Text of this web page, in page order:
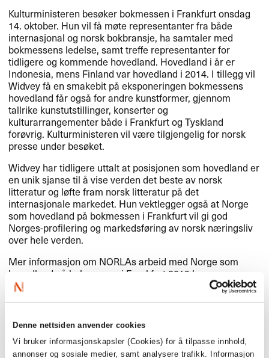
Denne nettsiden anvender cookies
Vi bruker informasjonskapsler (Cookies) for å tilpasse innhold,
annonser og sosiale medier, samt analysere trafikk. Informasjon
Kulturministeren besøker bokmessen i Frankfurt onsdag
14. oktober. Hun vil få møte representanter fra både
internasjonal og norsk bokbransje, ha samtaler med
bokmessens ledelse, samt treffe representanter for
tidligere og kommende hovedland. Hovedland i år er
Indonesia, mens Finland var hovedland i 2014. I tillegg vil
Widvey få en smakebit på eksponeringen bokmessens
hovedland får også for andre kunstformer, gjennom
tallrike kunstutstillinger, konserter og
kulturarrangementer både i Frankfurt og Tyskland
forøvrig. Kulturministeren vil være tilgjengelig for norsk
presse under besøket.
Widvey har tidligere uttalt at posisjonen som hovedland er
en unik sjanse til å vise verden det beste av norsk
litteratur og løfte fram norsk litteratur på det
internasjonale markedet. Hun vektlegger også at Norge
som hovedland på bokmessen i Frankfurt vil gi god
Norges-profilering og markedsføring av norsk næringsliv
over hele verden.
Mer informasjon om NORLAs arbeid med Norge som
hovedland på bokmessen i Frankfurt 2019 her
For spørsmål om intervju med Statsråden kontakt
Kulturdepartementets kommunikasjonssjefHanne Gjørtz
Telefon: 22 24 70 83 | Mobil: 95 75 52 13.
For ytterligere spørsmål kontakt NORLAs direktørMargit
Walsø| Mobil: 90 65 45 74.